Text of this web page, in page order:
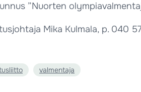
”Nuorten
Mika Kulmala, p. 040
valmentaja